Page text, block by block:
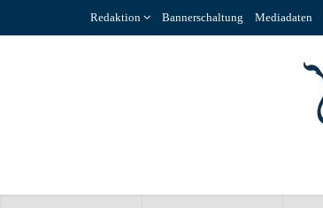
Redaktion Bannerschaltung Mediadaten